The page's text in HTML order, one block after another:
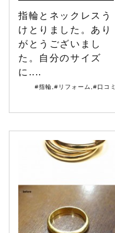
指輪とネックレスう
けとりました。あり
がとうございまし
た。自分のサイズ
に....
#指輪 #リフォーム #口コミ